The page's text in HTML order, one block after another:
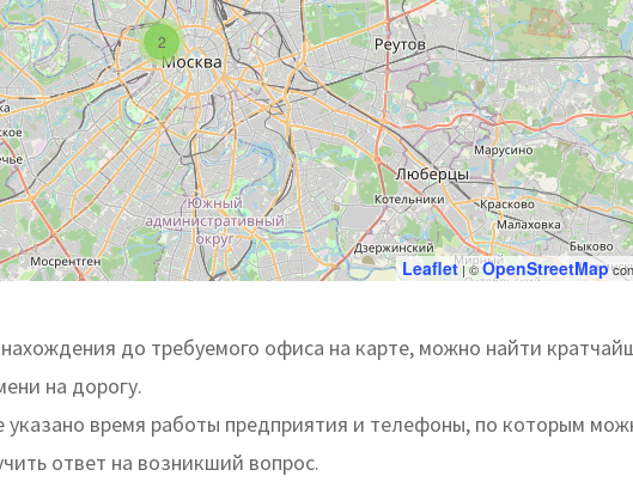
2
Leaflet| ©OpenStreetMap
до требуемого офиса на карте, можно найти
на дорогу.
указано время работы предприятия и телефоны, по которым
ответ на возникший вопрос.